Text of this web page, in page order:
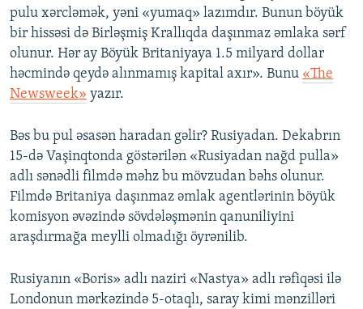
pulu xərcləmək, yəni «yumaq» lazımdır. Bunun böyük
bir hissəsi də Birləşmiş Krallıqda daşınmaz əmlaka sərf
olunur. Hər ay Böyük Britaniyaya 1.5 milyard dollar
həcmində qeydə alınmamış kapital axır». Bunu «The
Newsweek» yazır.
Bəs bu pul əsasən haradan gəlir? Rusiyadan. Dekabrın
15-də Vaşinqtonda göstərilən «Rusiyadan nağd pulla»
adlı sənədli filmdə məhz bu mövzudan bəhs olunur.
Filmdə Britaniya daşınmaz əmlak agentlərinin böyük
komisyon əvəzində sövdələşmənin qanuniliyini
araşdırmağa meylli olmadığı öyrənilib.
Rusiyanın «Boris» adlı naziri «Nastya» adlı rəfiqəsi ilə
Londonun mərkəzində 5-otaqlı, saray kimi mənzilləri